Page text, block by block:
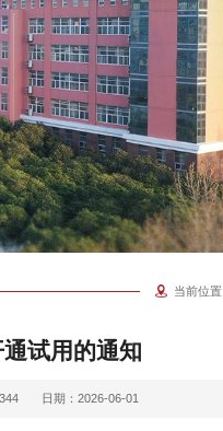
当前位置:
试用的通知
344 日期：2026-06-01